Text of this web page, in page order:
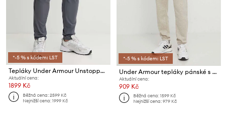
*-5 % s kódem: LST
Tepláky Under Armour Unstoppable
Aktuální cena:
1899 Kč
Běžná cena:2599 Kč
Nejnižší cena:1999 Kč
*-5 % s kódem: LST
Under Armour tepláky pánské s bavlnou Essential Fleece
Aktuální cena:
909 Kč
Běžná cena:1599 Kč
Nejnižší cena:979 Kč